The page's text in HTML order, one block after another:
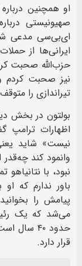
او همچنین
صهیونیستی
ای‌بی‌سی مدعی
ایرانی‌ها از
حزب‌الله صحبت
نیز صحبت کردم
تیراندازی را
بولتون در بخش
اظهارات ترامپ
نیست» شاید
وانمود کند
نبود، با
باور ندارم که
پیامش را
می‌شد که یک
حدود ۴۰
قرار دارد.